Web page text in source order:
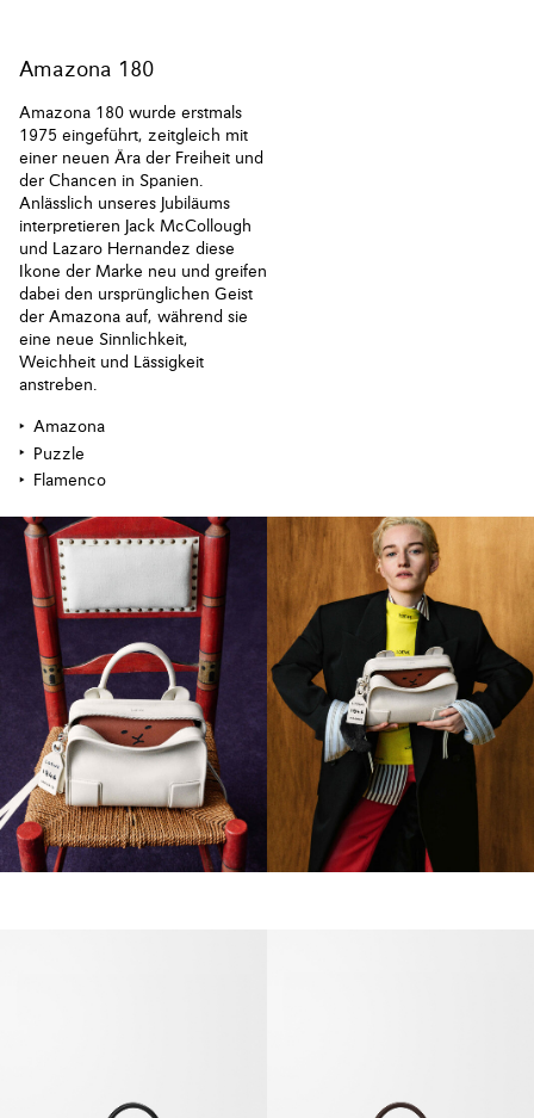
Amazona 180
Amazona 180 wurde erstmals
1975 eingeführt, zeitgleich mit
einer neuen Ära der Freiheit und
der Chancen in Spanien.
Anlässlich unseres Jubiläums
interpretieren Jack McCollough
und Lazaro Hernandez diese
Ikone der Marke neu und greifen
dabei den ursprünglichen Geist
der Amazona auf, während sie
eine neue Sinnlichkeit,
Weichheit und Lässigkeit
anstreben.
Amazona
Puzzle
Flamenco